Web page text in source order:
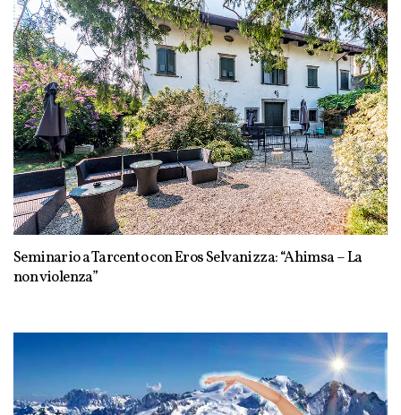
Seminario a Tarcento con Eros Selvanizza: “Ahimsa – La
non violenza”